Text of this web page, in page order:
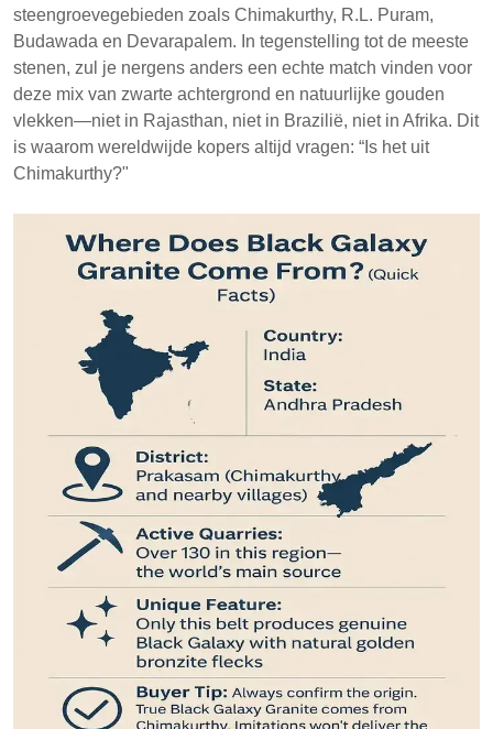
steengroevegebieden zoals Chimakurthy, R.L. Puram,
Budawada en Devarapalem. In tegenstelling tot de meeste
stenen, zul je nergens anders een echte match vinden voor
deze mix van zwarte achtergrond en natuurlijke gouden
vlekken—niet in Rajasthan, niet in Brazilië, niet in Afrika. Dit
is waarom wereldwijde kopers altijd vragen: “Is het uit
Chimakurthy?"